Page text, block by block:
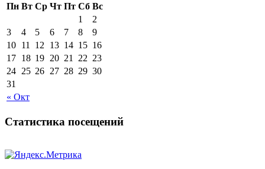
Пн Вт Ср Чт Пт Сб Вс
« Окт
1
2
3
4 5 6 7 8
9
10 11 12 13 14 15 16
17 18 19 20 21 22 23
24 25 26 27 28 29 30
31
Статистика посещений